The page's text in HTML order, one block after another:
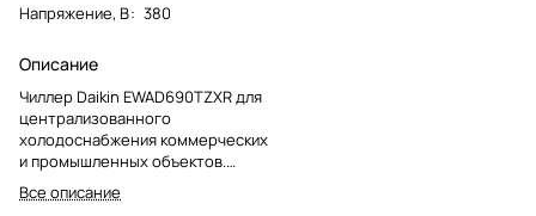
Напряжение, В: 380
Описание
Чиллер Daikin EWAD690TZXR для
централизованного
холодоснабжения коммерческих
и промышленных объектов.
Подходит для работы с
фанкойлами, центральными
Все описание